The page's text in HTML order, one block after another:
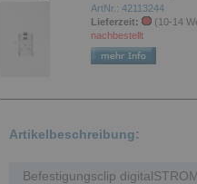
ArtNr.: 42113244
Lieferzeit:
(10-14
nachbestellt
Artikelbeschreibung:
Befestigungsclip